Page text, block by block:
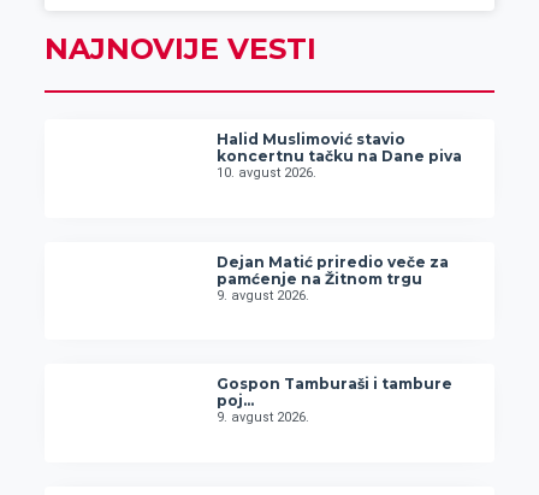
NAJNOVIJE VESTI
Halid Muslimović stavio
koncertnu tačku na Dane piva
10. avgust 2026.
Dejan Matić priredio veče za
pamćenje na Žitnom trgu
9. avgust 2026.
Gospon Tamburaši i tambure
poj…
9. avgust 2026.